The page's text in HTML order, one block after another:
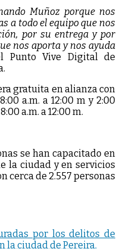
Muñoz porque nos
a todo el equipo que nos
por su entrega y por
nos aporta y nos ayuda
Punto Vive Digital de
gratuita en alianza con
a.m. a 12:00 m y 2:00
a.m. a 12:00 m.
se han capacitado en
la ciudad y en servicios
cerca de 2.557 personas